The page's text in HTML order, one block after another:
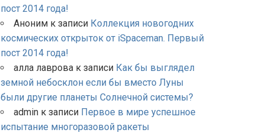
пост 2014 года!
Анонимк записи Коллекция новогодних
космических открыток от iSpaceman. Первый
пост 2014 года!
алла лавровак записи Как бы выглядел
земной небосклон если бы вместо Луны
были другие планеты Солнечной системы?
adminк записи Первое в мире успешное
испытание многоразовой ракеты